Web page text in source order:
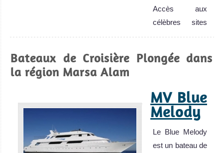
Accès aux
célèbres sites
d'Elphinstone et
Très bonne visi.
Bateaux de Croisière Plongée dans
la région Marsa Alam
MV Blue
Melody
Le Blue Melody
est un bateau de